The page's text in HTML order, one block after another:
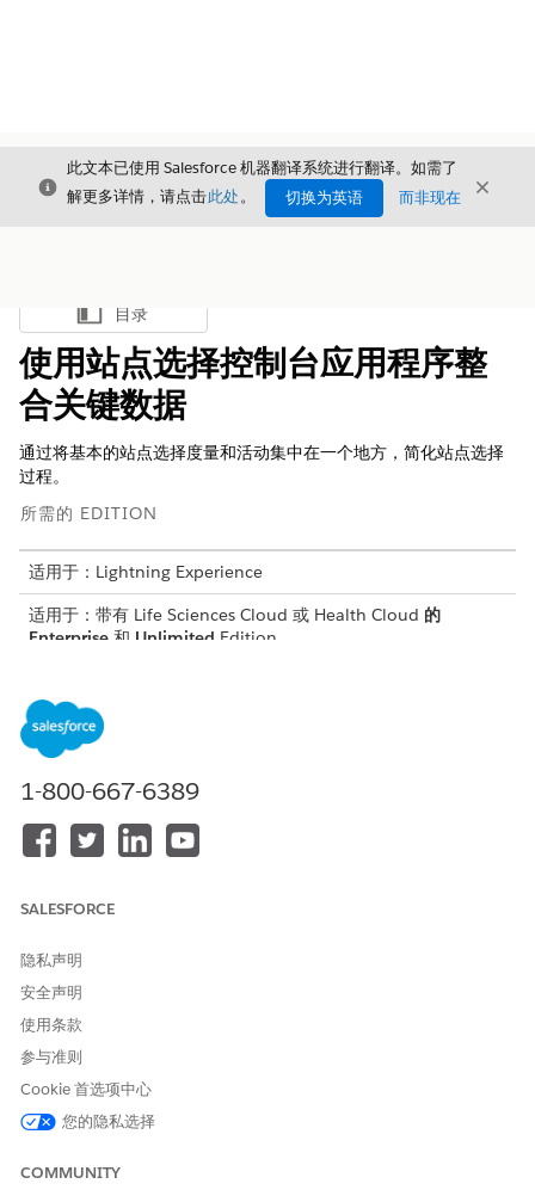
关闭
此文本已使用 Salesforce 机器翻译系统进行翻译。如需了
解更多详情，请点击此处。 切换为英语 而非现在 关闭
显示目录
目录
使用站点选择控制台应用程序整
合关键数据
通过将基本的站点选择度量和活动集中在一个地方，简化站点选择
过程。
所需的 EDITION
适用于：Lightning Experience
适用于：带有 Life Sciences Cloud 或 Health Cloud 的
Enterprise 和 Unlimited Edition
要使用站点选择控制台应用程
序：
编辑列表。
要将项目添加到列表，请从下拉列表中选择
选择项目，然后单击
保存更改。
请与我们共享您的想法，以便我们进行改进！
1-800-667-6389
SALESFORCE
隐私声明
安全声明
使用条款
参与准则
Cookie 首选项中心
您的隐私选择
COMMUNITY